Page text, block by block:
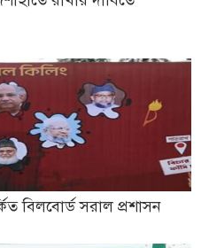
বিলবোর্ড সরাল প্রশাসন